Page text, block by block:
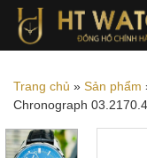
Trang chủ » Sản phẩm
Chronograph